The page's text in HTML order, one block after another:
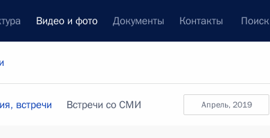
Видео и фото Документы Контакты Поиск
апрель, 2019
встречи Встречи со СМИ